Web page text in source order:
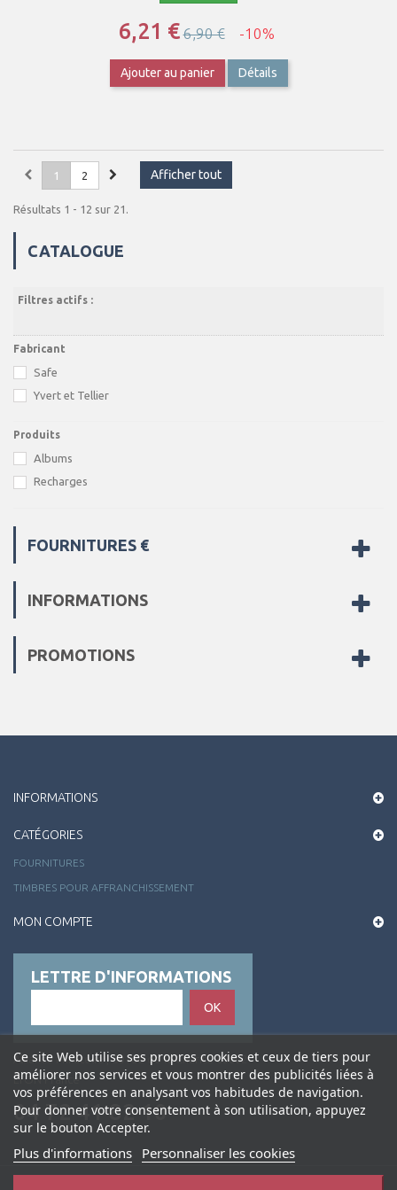
6,21 €6,90 € -10%
Ajouter au panier Détails
Afficher tout
1 2
Résultats 1 - 12 sur 21.
CATALOGUE
Filtres actifs :
Fabricant
Safe
Yvert et Tellier
Produits
Albums
Recharges
FOURNITURES €
INFORMATIONS
PROMOTIONS
INFORMATIONS
CATÉGORIES
FOURNITURES
TIMBRES POUR AFFRANCHISSEMENT
MON COMPTE
LETTRE D'INFORMATIONS
OK
Alliance Philatélie , 50 rue de la Charité 69002
LYON France
04 72 41 82 10
Ce site Web utilise ses propres cookies et ceux de tiers pour
améliorer nos services et vous montrer des publicités liées à
vos préférences en analysant vos habitudes de navigation.
Pour donner votre consentement à son utilisation, appuyez
sur le bouton Accepter.
Plus d'informations Personnaliser les cookies